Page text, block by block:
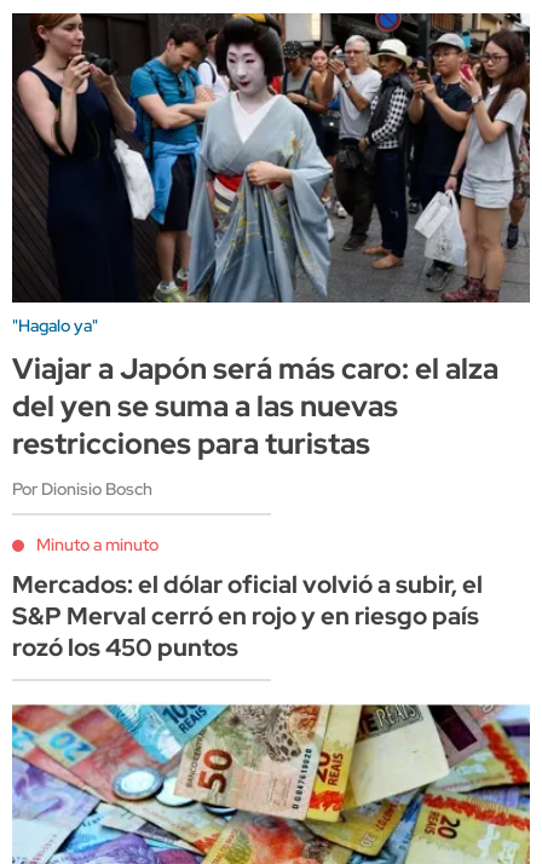
"Hagalo ya"
Viajar a Japón será más caro: el alza
del yen se suma a las nuevas
restricciones para turistas
Por Dionisio Bosch
Minuto a minuto
Mercados: el dólar oficial volvió a subir, el
S&P Merval cerró en rojo y en riesgo país
rozó los 450 puntos